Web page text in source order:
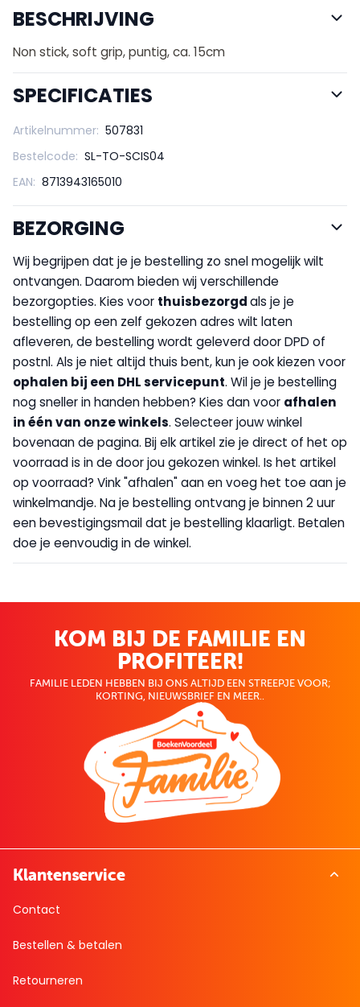
BESCHRIJVING
Non stick, soft grip, puntig, ca. 15cm
SPECIFICATIES
Artikelnummer: 507831
Bestelcode: SL-TO-SCIS04
EAN: 8713943165010
BEZORGING
Wij begrijpen dat je je bestelling zo snel mogelijk wilt
ontvangen. Daarom bieden wij verschillende
bezorgopties. Kies voor thuisbezorgdals je je
bestelling op een zelf gekozen adres wilt laten
afleveren, de bestelling wordt geleverd door DPD of
postnl. Als je niet altijd thuis bent, kun je ook kiezen voor
ophalen bij een DHL servicepunt. Wil je je bestelling
nog sneller in handen hebben? Kies dan voor afhalen
in één van onze winkels. Selecteer jouw winkel
bovenaan de pagina. Bij elk artikel zie je direct of het op
voorraad is in de door jou gekozen winkel. Is het artikel
op voorraad? Vink "afhalen" aan en voeg het toe aan je
winkelmandje. Na je bestelling ontvang je binnen 2 uur
een bevestigingsmail dat je bestelling klaarligt. Betalen
doe je eenvoudig in de winkel.
KOM BIJ DE FAMILIE EN
PROFITEER!
FAMILIE LEDEN HEBBEN BIJ ONS ALTIJD EEN STREEPJE VOOR;
KORTING, NIEUWSBRIEF EN MEER..
Klantenservice
Contact
Bestellen & betalen
Retourneren